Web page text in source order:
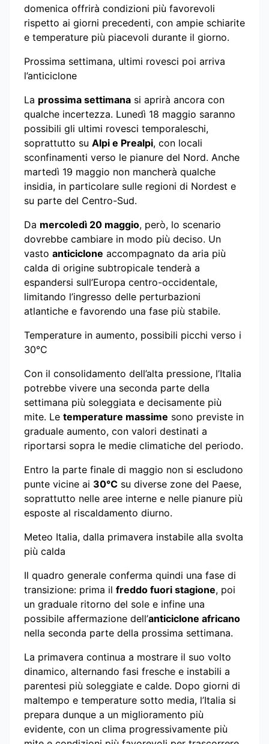
domenica offrirà condizioni più favorevoli
rispetto ai giorni precedenti, con ampie schiarite
e temperature più piacevoli durante il giorno.
Prossima settimana, ultimi rovesci poi arriva
l’anticiclone
La prossima settimana si aprirà ancora con
qualche incertezza. Lunedì 18 maggio saranno
possibili gli ultimi rovesci temporaleschi,
soprattutto su Alpi e Prealpi, con locali
sconfinamenti verso le pianure del Nord. Anche
martedì 19 maggio non mancherà qualche
insidia, in particolare sulle regioni di Nordest e
su parte del Centro-Sud.
Da mercoledì 20 maggio, però, lo scenario
dovrebbe cambiare in modo più deciso. Un
vasto anticiclone accompagnato da aria più
calda di origine subtropicale tenderà a
espandersi sull’Europa centro-occidentale,
limitando l’ingresso delle perturbazioni
atlantiche e favorendo una fase più stabile.
Temperature in aumento, possibili picchi verso i
30°C
Con il consolidamento dell’alta pressione, l’Italia
potrebbe vivere una seconda parte della
settimana più soleggiata e decisamente più
mite. Le temperature massime sono previste in
graduale aumento, con valori destinati a
riportarsi sopra le medie climatiche del periodo.
Entro la parte finale di maggio non si escludono
punte vicine ai 30°C su diverse zone del Paese,
soprattutto nelle aree interne e nelle pianure più
esposte al riscaldamento diurno.
Meteo Italia, dalla primavera instabile alla svolta
più calda
Il quadro generale conferma quindi una fase di
transizione: prima il freddo fuori stagione, poi
un graduale ritorno del sole e infine una
possibile affermazione dell’anticiclone africano
nella seconda parte della prossima settimana.
La primavera continua a mostrare il suo volto
dinamico, alternando fasi fresche e instabili a
parentesi più soleggiate e calde. Dopo giorni di
maltempo e temperature sotto media, l’Italia si
prepara dunque a un miglioramento più
evidente, con un clima progressivamente più